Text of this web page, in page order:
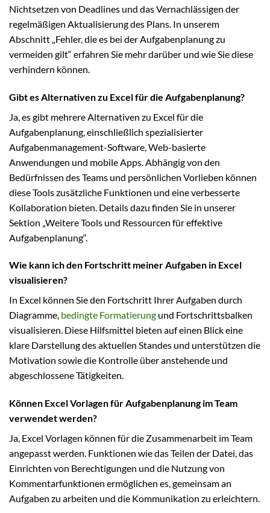
Nichtsetzen von Deadlines und das Vernachlässigen der
regelmäßigen Aktualisierung des Plans. In unserem
Abschnitt „Fehler, die es bei der Aufgabenplanung zu
vermeiden gilt“ erfahren Sie mehr darüber und wie Sie diese
verhindern können.
Gibt es Alternativen zu Excel für die Aufgabenplanung?
Ja, es gibt mehrere Alternativen zu Excel für die
Aufgabenplanung, einschließlich spezialisierter
Aufgabenmanagement-Software, Web-basierte
Anwendungen und mobile Apps. Abhängig von den
Bedürfnissen des Teams und persönlichen Vorlieben können
diese Tools zusätzliche Funktionen und eine verbesserte
Kollaboration bieten. Details dazu finden Sie in unserer
Sektion „Weitere Tools und Ressourcen für effektive
Aufgabenplanung“.
Wie kann ich den Fortschritt meiner Aufgaben in Excel
visualisieren?
In Excel können Sie den Fortschritt Ihrer Aufgaben durch
Diagramme, bedingte Formatierung und Fortschrittsbalken
visualisieren. Diese Hilfsmittel bieten auf einen Blick eine
klare Darstellung des aktuellen Standes und unterstützen die
Motivation sowie die Kontrolle über anstehende und
abgeschlossene Tätigkeiten.
Können Excel Vorlagen für Aufgabenplanung im Team
verwendet werden?
Ja, Excel Vorlagen können für die Zusammenarbeit im Team
angepasst werden. Funktionen wie das Teilen der Datei, das
Einrichten von Berechtigungen und die Nutzung von
Kommentarfunktionen ermöglichen es, gemeinsam an
Aufgaben zu arbeiten und die Kommunikation zu erleichtern.